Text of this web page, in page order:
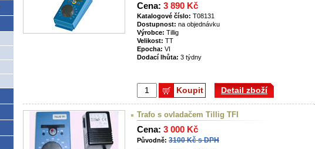
Cena: 3 890 Kč
Katalogové číslo: T08131
Dostupnost: na objednávku
Výrobce: Tillig
Velikost: TT
Epocha: VI
Dodací lhůta: 3 týdny
Koupit Detail zboží
Trafo s ovladačem Tillig TFI
Cena: 3 000 Kč
Původně: 3100 Kč s DPH